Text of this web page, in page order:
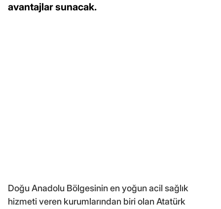
avantajlar sunacak.
Doğu Anadolu Bölgesinin en yoğun acil sağlık
hizmeti veren kurumlarından biri olan Atatürk